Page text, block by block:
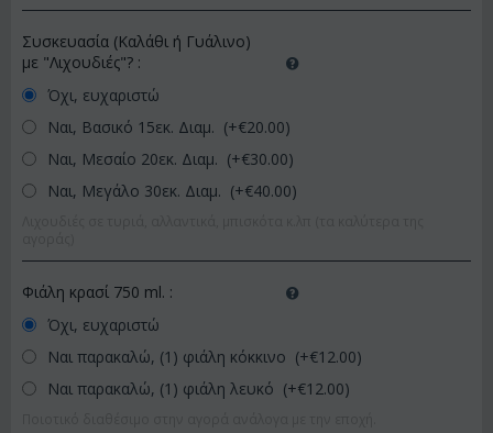
Συσκευασία (Καλάθι ή Γυάλινο)
με "Λιχουδιές"? :
Όχι, ευχαριστώ
Ναι, Βασικό 15εκ. Διαμ. (+€20.00)
Ναι, Μεσαίο 20εκ. Διαμ. (+€30.00)
Ναι, Μεγάλο 30εκ. Διαμ. (+€40.00)
Φιάλη κρασί 750 ml. :
Όχι, ευχαριστώ
Ναι παρακαλώ, (1) φιάλη κόκκινο (+€12.00)
Ναι παρακαλώ, (1) φιάλη λευκό (+€12.00)